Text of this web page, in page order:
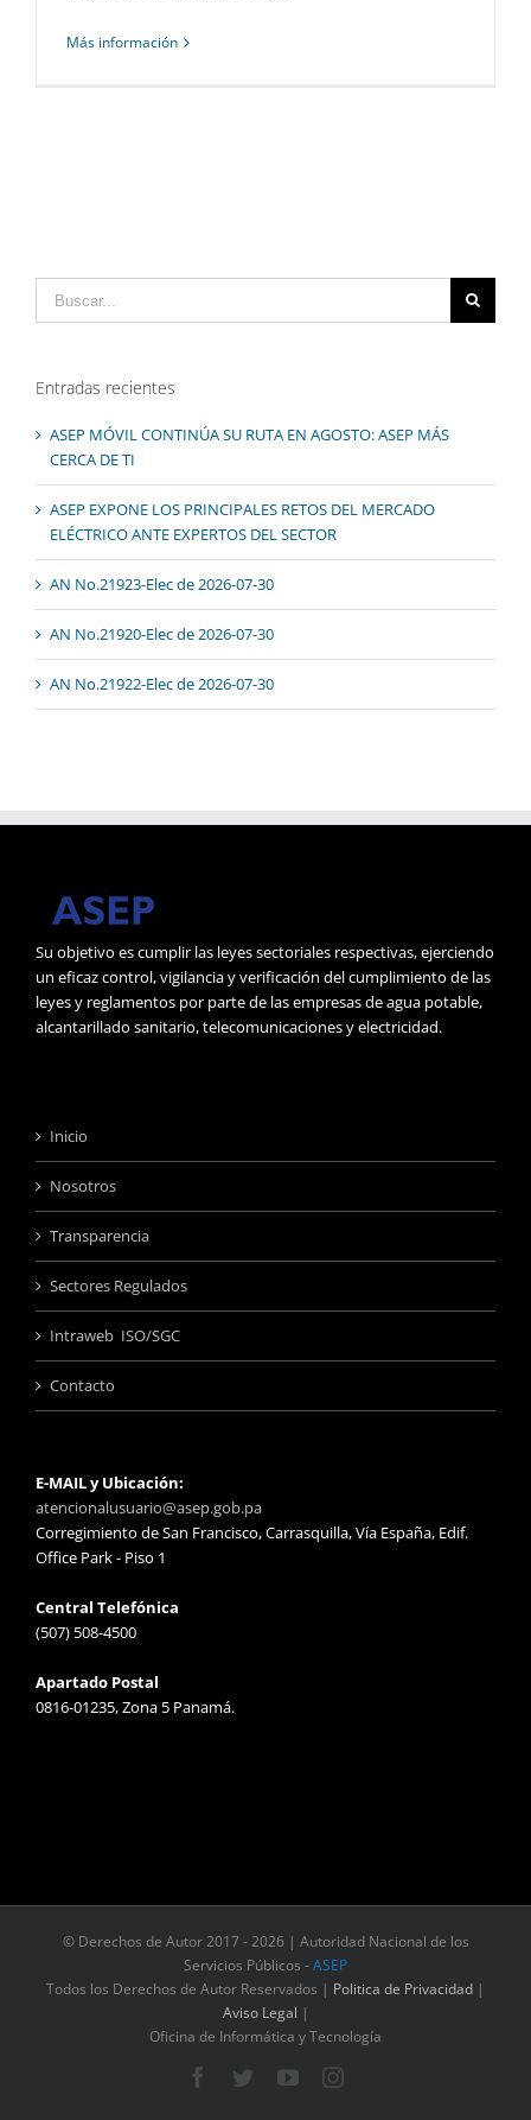
Más información
Entradas recientes
ASEP MÓVIL CONTINÚA SU RUTA EN AGOSTO: ASEP MÁS
CERCA DE TI
ASEP EXPONE LOS PRINCIPALES RETOS DEL MERCADO
ELÉCTRICO ANTE EXPERTOS DEL SECTOR
AN No.21923-Elec de 2026-07-30
AN No.21920-Elec de 2026-07-30
AN No.21922-Elec de 2026-07-30
Su objetivo es cumplir las leyes sectoriales respectivas, ejerciendo
un eficaz control, vigilancia y verificación del cumplimiento de las
leyes y reglamentos por parte de las empresas de agua potable,
alcantarillado sanitario, telecomunicaciones y electricidad.
Inicio
Nosotros
Transparencia
Sectores Regulados
Intraweb ISO/SGC
Contacto
E-MAIL y Ubicación:
atencionalusuario@asep.gob.pa
Corregimiento de San Francisco, Carrasquilla, Vía España, Edif.
Office Park - Piso 1
Central Telefónica
(507) 508-4500
Apartado Postal
0816-01235, Zona 5 Panamá.
© Derechos de Autor 2017 -2026 | Autoridad Nacional de los
Servicios Públicos -ASEP
Todos los Derechos de Autor Reservados | Politica de Privacidad |
Aviso Legal |
Oficina de Informática y Tecnología
Facebook
TwitterYouTubeInstagram